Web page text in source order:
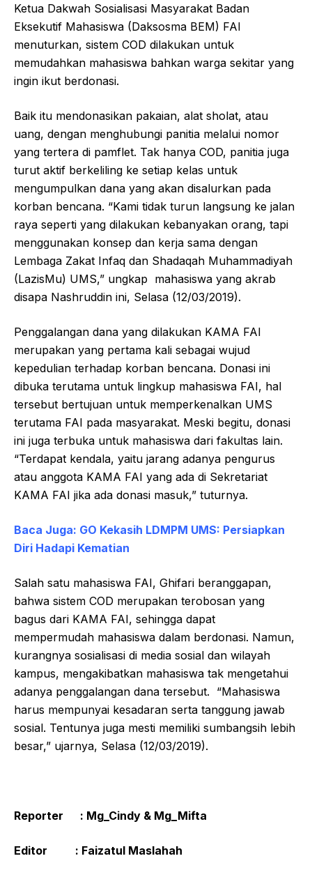
Ketua Dakwah Sosialisasi Masyarakat Badan
Eksekutif Mahasiswa (Daksosma BEM) FAI
menuturkan, sistem COD dilakukan untuk
memudahkan mahasiswa bahkan warga sekitar yang
ingin ikut berdonasi.
Baik itu mendonasikan pakaian, alat sholat, atau
uang, dengan menghubungi panitia melalui nomor
yang tertera di pamflet. Tak hanya COD, panitia juga
turut aktif berkeliling ke setiap kelas untuk
mengumpulkan dana yang akan disalurkan pada
korban bencana. “Kami tidak turun langsung ke jalan
raya seperti yang dilakukan kebanyakan orang, tapi
menggunakan konsep dan kerja sama dengan
Lembaga Zakat Infaq dan Shadaqah Muhammadiyah
(LazisMu) UMS,” ungkap mahasiswa yang akrab
disapa Nashruddin ini, Selasa (12/03/2019).
Penggalangan dana yang dilakukan KAMA FAI
merupakan yang pertama kali sebagai wujud
kepedulian terhadap korban bencana. Donasi ini
dibuka terutama untuk lingkup mahasiswa FAI, hal
tersebut bertujuan untuk memperkenalkan UMS
terutama FAI pada masyarakat. Meski begitu, donasi
ini juga terbuka untuk mahasiswa dari fakultas lain.
“Terdapat kendala, yaitu jarang adanya pengurus
atau anggota KAMA FAI yang ada di Sekretariat
KAMA FAI jika ada donasi masuk,” tuturnya.
Baca Juga: GO Kekasih LDMPM UMS: Persiapkan
Diri Hadapi Kematian
Salah satu mahasiswa FAI, Ghifari beranggapan,
bahwa sistem COD merupakan terobosan yang
bagus dari KAMA FAI, sehingga dapat
mempermudah mahasiswa dalam berdonasi. Namun,
kurangnya sosialisasi di media sosial dan wilayah
kampus, mengakibatkan mahasiswa tak mengetahui
adanya penggalangan dana tersebut. “Mahasiswa
harus mempunyai kesadaran serta tanggung jawab
sosial. Tentunya juga mesti memiliki sumbangsih lebih
besar,” ujarnya, Selasa (12/03/2019).
Reporter : Mg_Cindy & Mg_Mifta
Editor : Faizatul Maslahah